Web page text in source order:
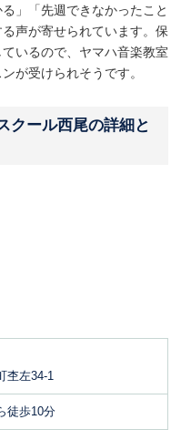
」「先週できなかったこと
声が寄せられています。保
いるので、ヤマハ音楽教室
が受けられそうです。
クール西尾の詳細と
杢左34-1
徒歩10分